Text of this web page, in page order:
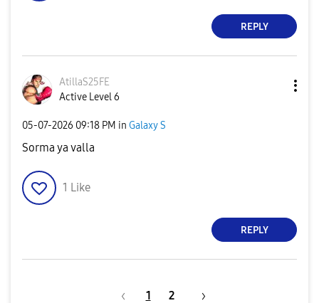
REPLY
AtillaS25FE
Active Level 6
‎05-07-2026 09:18 PM in Galaxy S
Sorma ya valla
1 Like
REPLY
1 2